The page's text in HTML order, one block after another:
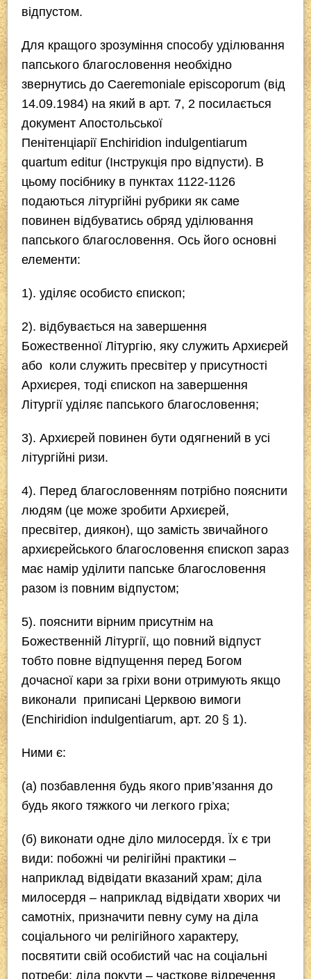
відпустом.
Для кращого зрозуміння способу уділювання
папського благословення необхідно
звернутись до Caeremoniale episcoporum (від
14.09.1984) на який в арт. 7, 2 посилається
документ Апостольської
Пенітенціарії Enchiridion indulgentiarum
quartum editur (Інструкція про відпусти). В
цьому посібнику в пунктах 1122-1126
подаються літургійні рубрики як саме
повинен відбуватись обряд уділювання
папського благословення. Ось його основні
елементи:
1). уділяє особисто єпископ;
2). відбувається на завершення
Божественної Літургію, яку служить Архиєрей
або коли служить пресвітер у присутності
Архиєрея, тоді єпископ на завершення
Літургії уділяє папського благословення;
3). Архиєрей повинен бути одягнений в усі
літургійні ризи.
4). Перед благословенням потрібно пояснити
людям (це може зробити Архиєрей,
пресвітер, диякон), що замість звичайного
архиєрейського благословення єпископ зараз
має намір уділити папське благословення
разом із повним відпустом;
5). пояснити вірним присутнім на
Божественній Літургії, що повний відпуст
тобто повне відпущення перед Богом
дочасної кари за гріхи вони отримують якщо
виконали приписані Церквою вимоги
(Enchiridion indulgentiarum, арт. 20 § 1).
Ними є:
(а) позбавлення будь якого прив’язання до
будь якого тяжкого чи легкого гріха;
(б) виконати одне діло милосердя. Їх є три
види: побожні чи релігійні практики –
наприклад відвідати вказаний храм; діла
милосердя – наприклад відвідати хворих чи
самотніх, призначити певну суму на діла
соціального чи релігійного характеру,
посвятити свій особистий час на соціальні
потреби; діла покути – часткове відречення